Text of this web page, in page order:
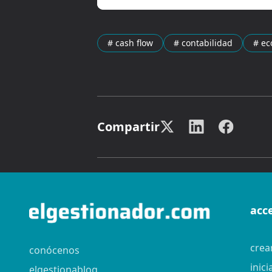
# cash flow # contabilidad #
Compartir
conócenos
elgestionablog